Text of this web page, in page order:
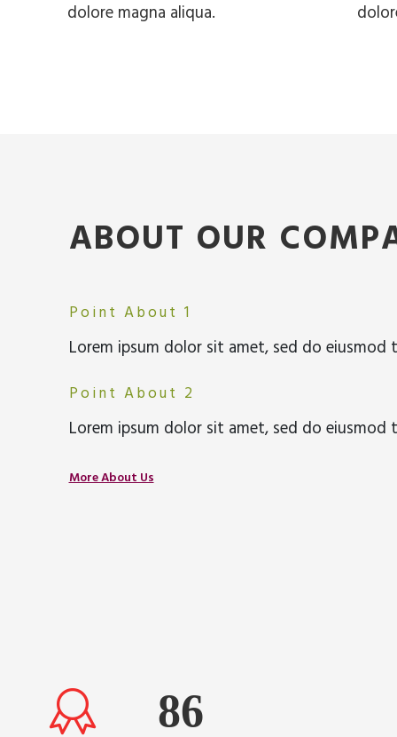
dolore magna aliqua.
ABOUT OUR
Point About 1
Lorem ipsum dolor sit amet, sed do
Point About 2
Lorem ipsum dolor sit amet, sed do
More About Us
86